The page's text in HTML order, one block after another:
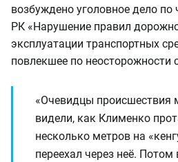
возбуждено уголовное дело по
РК «Нарушение правил
эксплуатации транспортных
повлекшее по неосторожности
«Очевидцы происшествия
видели, как Клименко
несколько метров на
переехал через неё.